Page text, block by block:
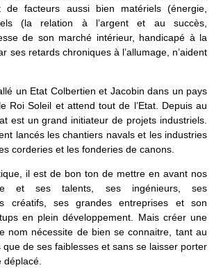
de facteurs aussi bien matériels (énergie,
(la relation à l’argent et au succès,
de son marché intérieur, handicapé à la
ses retards chroniques à l’allumage, n’aident
un Etat Colbertien et Jacobin dans un pays
Roi Soleil et attend tout de l’Etat. Depuis au
est un grand initiateur de projets industriels.
lancés les chantiers navals et les industries
corderies et les fonderies de canons.
il est de bon ton de mettre en avant nos
et ses talents, ses ingénieurs, ses
créatifs, ses grandes entreprises et son
en plein développement. Mais créer une
nom nécessite de bien se connaitre, tant au
que de ses faiblesses et sans se laisser porter